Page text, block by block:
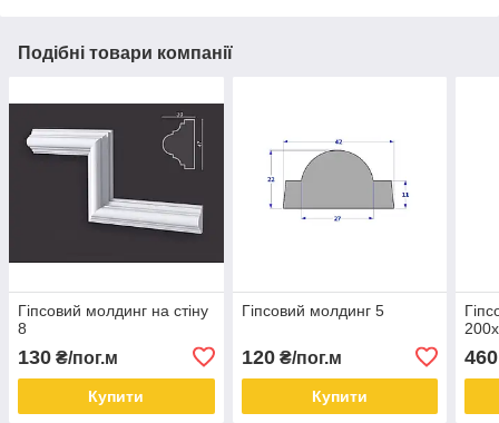
Подібні товари компанії
Гіпсовий молдинг на стіну
8
130 ₴/пог.м
Купити
Гіпсовий молдинг 5
120₴/пог.м
Купити
460